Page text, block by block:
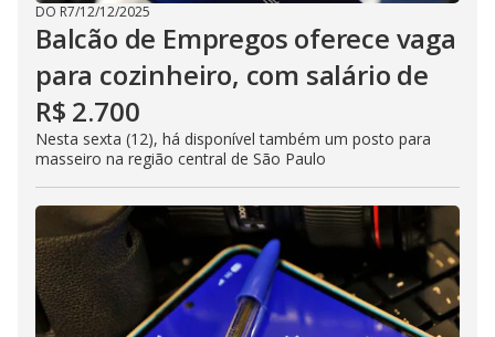
DO R7/12/12/2025
Balcão de Empregos oferece vaga
para cozinheiro, com salário de
R$ 2.700
Nesta sexta (12), há disponível também um posto para
masseiro na região central de São Paulo